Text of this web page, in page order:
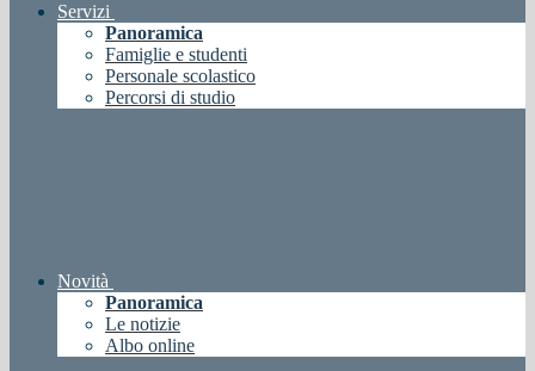
Servizi
Panoramica
Famiglie e studenti
Personale scolastico
Percorsi di studio
Novità
Panoramica
Le notizie
Albo online